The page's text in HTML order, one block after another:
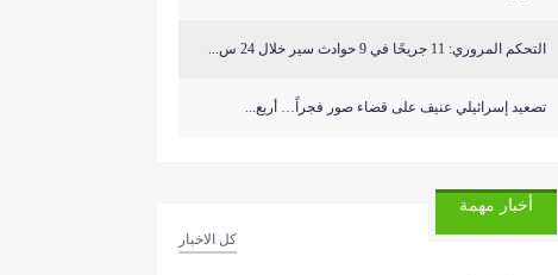
التحكم المروري: 11 جريحًا في 9 حوادث سير خلال 24 س...
تصعيد إسرائيلي عنيف على قضاء صور فجراً… أربع...
أخبار مهمة
كل الاخبار